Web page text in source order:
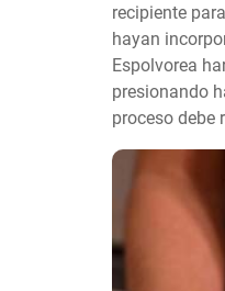
recipiente
hayan
Espolvorea
presionando
proceso debe